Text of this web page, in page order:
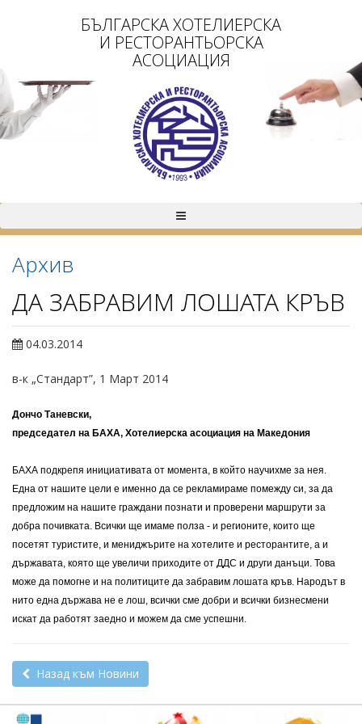
БЪЛГАРСКА ХОТЕЛИЕРСКА
И РЕСТОРАНТЬОРСКА
АСОЦИАЦИЯ
Архив
ДА ЗАБРАВИМ ЛОШАТА КРЪВ
04.03.2014
в-к „Стандарт”, 1 Март 2014
Дончо Таневски,
председател на БАХА, Хотелиерска асоциация на Македония
БАХА подкрепя инициативата от момента, в който научихме за нея.
Една от нашите цели е именно да се рекламираме помежду си, за да
предложим на нашите граждани познати и проверени маршрути за
добра почивката. Всички ще имаме полза - и регионите, които ще
посетят туристите, и мениджърите на хотелите и ресторантите, а и
държавата, която ще увеличи приходите от ДДС и други данъци. Това
може да помогне и на политиците да забравим лошата кръв. Народът в
нито една държава не е лош, всички сме добри и всички бизнесмени
искат да работят заедно и можем да сме успешни.
Назад към Новини